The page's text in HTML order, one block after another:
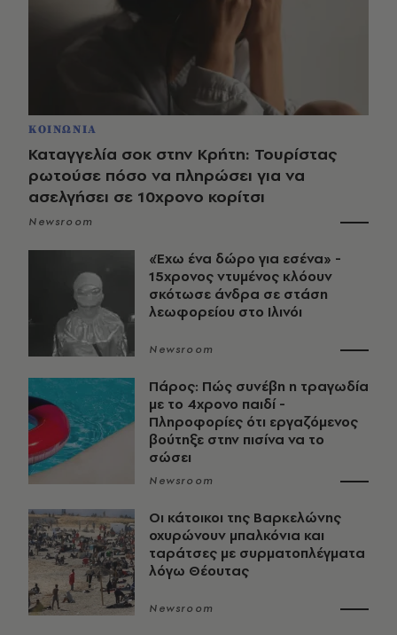
ΚΟΙΝΩΝΙΑ
Καταγγελία σοκ στην Κρήτη: Τουρίστας
ρωτούσε πόσο να πληρώσει για να
ασελγήσει σε 10χρονο κορίτσι
Newsroom
«Έχω ένα δώρο για εσένα» -
15χρονος ντυμένος κλόουν
σκότωσε άνδρα σε στάση
λεωφορείου στο Ιλινόι
Newsroom
Πάρος: Πώς συνέβη η τραγωδία
με το 4χρονο παιδί -
Πληροφορίες ότι εργαζόμενος
βούτηξε στην πισίνα να το
σώσει
Newsroom
Οι κάτοικοι της Βαρκελώνης
οχυρώνουν μπαλκόνια και
ταράτσες με συρματοπλέγματα
λόγω Θέουτας
Newsroom